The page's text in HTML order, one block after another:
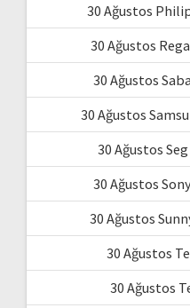
30 Ağustos
30 Ağustos
30 Ağustos
30 Ağustos
30 Ağustos
30 Ağustos
30 Ağustos
30 Ağustos
30 Ağustos